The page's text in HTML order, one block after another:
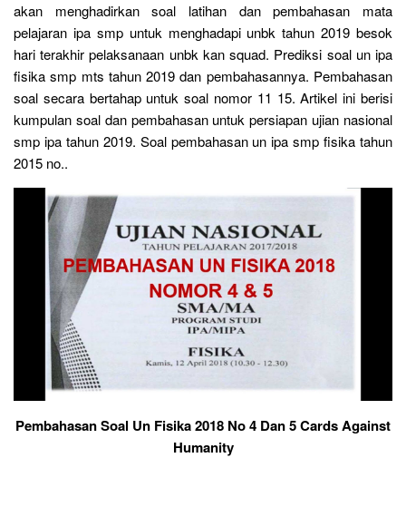
akan menghadirkan soal latihan dan pembahasan mata
pelajaran ipa smp untuk menghadapi unbk tahun 2019 besok
hari terakhir pelaksanaan unbk kan squad. Prediksi soal un ipa
fisika smp mts tahun 2019 dan pembahasannya. Pembahasan
soal secara bertahap untuk soal nomor 11 15. Artikel ini berisi
kumpulan soal dan pembahasan untuk persiapan ujian nasional
smp ipa tahun 2019. Soal pembahasan un ipa smp fisika tahun
2015 no..
Pembahasan Soal Un Fisika 2018 No 4 Dan 5 Cards Against
Humanity